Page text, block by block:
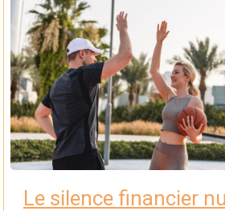
Le silence financier